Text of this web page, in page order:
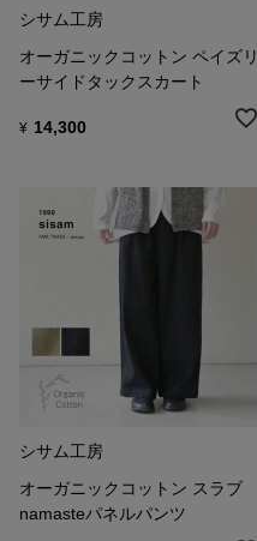
シサム工房
オーガニックコットン ペイズリ
ーサイドタックスカート
¥ 14,300
シサム工房
オーガニックコットン スラブ
namasteパネルパンツ